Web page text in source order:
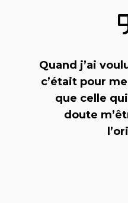
Quand j’ai
c’était pour
que celle
doute